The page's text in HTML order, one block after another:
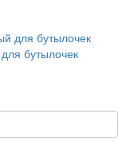
бутылочек